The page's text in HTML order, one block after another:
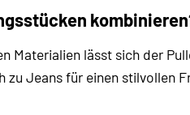
Materialien lässt sich der
zu Jeans für einen stilvollen